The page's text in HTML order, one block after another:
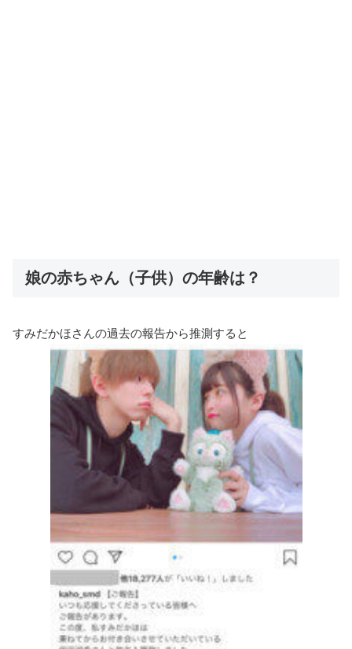
娘の赤ちゃん（子供）の年齢は？
すみだかほさんの過去の報告から推測すると